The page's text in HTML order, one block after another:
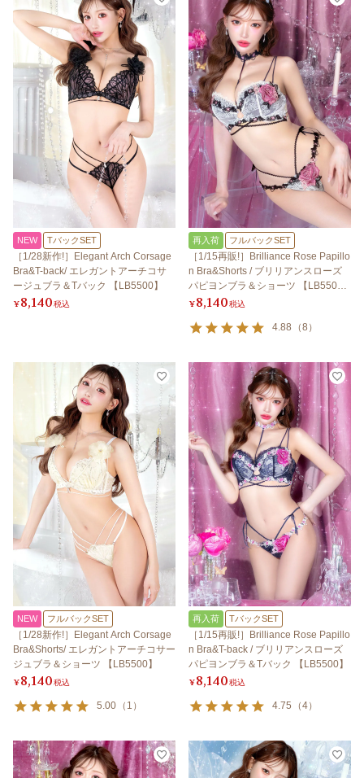
NEW TバックSET
［1/28新作!］Elegant Arch Corsage
Bra&T-back/ エレガントアーチコサ
ージュブラ＆Tバック 【LB5500】
¥8,140税込
再入荷 フルバックSET
［1/15再販!］Brilliance Rose Papillo
n Bra&Shorts / ブリリアンスローズ
パピヨンブラ＆ショーツ 【LB550
0】
¥8,140税込
4.88 （8 ）
NEW フルバックSET
［1/28新作!］Elegant Arch Corsage
Bra&Shorts/ エレガントアーチコサー
ジュブラ＆ショーツ 【LB5500】
¥8,140税込
5.00 （ 1 ）
再入荷 TバックSET
［1/15再販!］Brilliance Rose Papillo
n Bra&T-back / ブリリアンスローズ
パピヨンブラ＆Tバック 【LB5500】
¥8,140税込
4.75 （4）